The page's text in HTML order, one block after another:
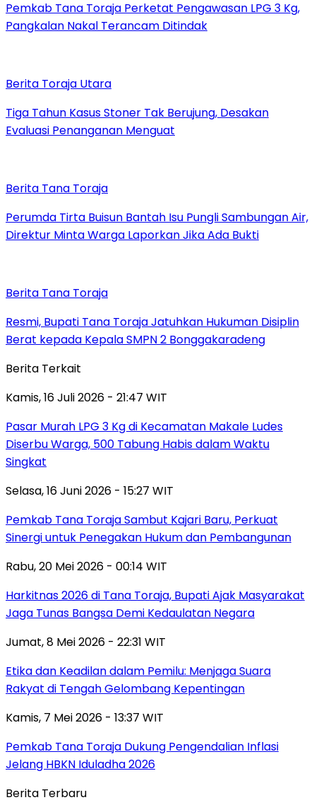
Pemkab Tana Toraja Perketat Pengawasan LPG 3 Kg,
Pangkalan Nakal Terancam Ditindak
Berita Toraja Utara
Tiga Tahun Kasus Stoner Tak Berujung, Desakan
Evaluasi Penanganan Menguat
Berita Tana Toraja
Perumda Tirta Buisun Bantah Isu Pungli Sambungan Air,
Direktur Minta Warga Laporkan Jika Ada Bukti
Berita Tana Toraja
Resmi, Bupati Tana Toraja Jatuhkan Hukuman Disiplin
Berat kepada Kepala SMPN 2 Bonggakaradeng
Berita Terkait
Kamis, 16 Juli 2026 - 21:47 WIT
Pasar Murah LPG 3 Kg di Kecamatan Makale Ludes
Diserbu Warga, 500 Tabung Habis dalam Waktu
Singkat
Selasa, 16 Juni 2026 - 15:27 WIT
Pemkab Tana Toraja Sambut Kajari Baru, Perkuat
Sinergi untuk Penegakan Hukum dan Pembangunan
Rabu, 20 Mei 2026 - 00:14 WIT
Harkitnas 2026 di Tana Toraja, Bupati Ajak Masyarakat
Jaga Tunas Bangsa Demi Kedaulatan Negara
Jumat, 8 Mei 2026 - 22:31 WIT
Etika dan Keadilan dalam Pemilu: Menjaga Suara
Rakyat di Tengah Gelombang Kepentingan
Kamis, 7 Mei 2026 - 13:37 WIT
Pemkab Tana Toraja Dukung Pengendalian Inflasi
Jelang HBKN Iduladha 2026
Berita Terbaru